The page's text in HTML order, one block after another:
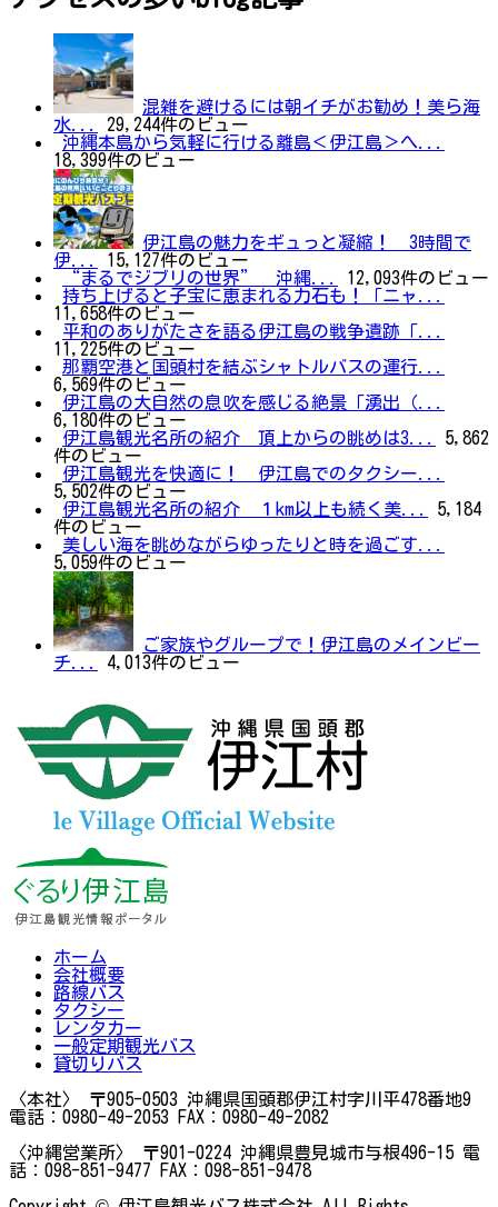
混雑を避けるには朝イチがお勧め！美ら海
水...
29,244件のビュー
沖縄本島から気軽に行ける離島＜伊江島＞へ...
18,399件のビュー
伊江島の魅力をギュっと凝縮！ 3時間で
伊...
15,127件のビュー
“まるでジブリの世界” 沖縄...
12,093件のビュー
持ち上げると子宝に恵まれる力石も！「ニャ...
11,658件のビュー
平和のありがたさを語る伊江島の戦争遺跡「...
11,225件のビュー
那覇空港と国頭村を結ぶシャトルバスの運行...
6,569件のビュー
伊江島の大自然の息吹を感じる絶景「湧出（...
6,180件のビュー
伊江島観光名所の紹介 頂上からの眺めは3...
5,862
件のビュー
伊江島観光を快適に！ 伊江島でのタクシー...
5,502件のビュー
伊江島観光名所の紹介 １km以上も続く美...
5,184
件のビュー
美しい海を眺めながらゆったりと時を過ごす...
5,059件のビュー
ご家族やグループで！伊江島のメインビー
チ...
4,013件のビュー
ホーム
会社概要
路線バス
タクシー
レンタカー
一般定期観光バス
貸切りバス
〈本社〉
〒905-0503 沖縄県国頭郡伊江村字川平478番地9
電話：0980-49-2053 FAX：0980-49-2082
〈沖縄営業所〉
〒901-0224 沖縄県豊見城市与根496-15電
話：098-851-9477 FAX：098-851-9478